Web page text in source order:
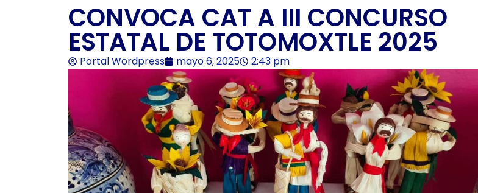
CONVOCA CAT A III CONCURSO
ESTATAL DE TOTOMOXTLE 2025
Portal Wordpress mayo 6, 2025 2:43 pm